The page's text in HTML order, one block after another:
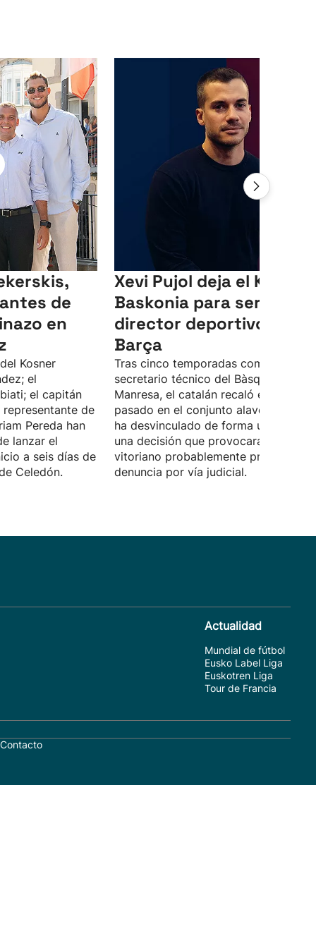
de
en
Kosner
el
el capitán
representante de
Pereda han
lanzar el
a seis días de
Celedón.
Xevi Pujol deja el Kosner
Baskonia para ser
director deportivo del
Barça
Tras cinco temporadas como
secretario técnico del Bàsquet
Manresa, el catalán recaló el curso
pasado en el conjunto alavés. Pujol
ha desvinculado de forma unilateral,
una decisión que provocará que el
vitoriano probablemente presente
denuncia por vía judicial.
Actualidad
Mundial de fútbol
Eusko Label Liga
Euskotren Liga
Tour de Francia
Contacto